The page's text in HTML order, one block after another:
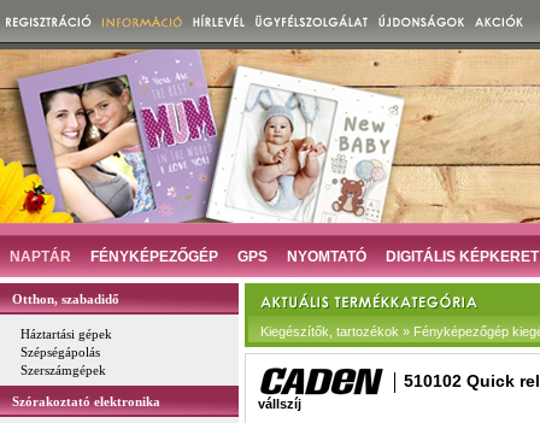
NAPTÁR FÉNYKÉPEZŐGÉP GPS NYOMTATÓ DIGITÁLIS KÉPKERET
Otthon, szabadidő
Háztartási gépek
Szépségápolás
Szerszámgépek
Szórakoztató elektronika
Kiegészítők, tartozékok » Fényképezőgép
510102 Quick
vállszíj